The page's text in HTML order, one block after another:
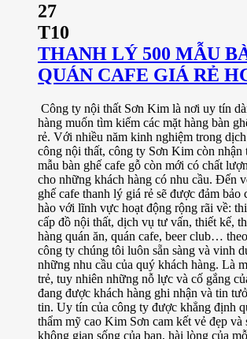
27
T10
THANH LÝ 500 MẪU
QUÁN CAFE GIÁ RẺ
Công ty nội thất Sơn Kim là nơi uy tín
hàng muốn tìm kiếm các mặt hàng bàn
rẻ. Với nhiều năm kinh nghiệm trong
công nội thất, công ty Sơn Kim còn nhận
mẫu bàn ghế cafe gỗ còn mới có chất
cho những khách hàng có nhu cầu. Đến
ghế cafe thanh lý giá rẻ sẽ được đảm
hào với lĩnh vực hoạt động rộng rãi về:
cấp đồ nội thất, dịch vụ tư vấn, thiết kế,
hàng quán ăn, quán cafe, beer club…
công ty chúng tôi luôn sẵn sàng và vinh
những nhu cầu của quý khách hàng. Là
trẻ, tuy nhiên những nỗ lực và cố gắng
đang được khách hàng ghi nhận và tin
tin. Uy tín của công ty được khẳng định
thẩm mỹ cao Kim Sơn cam kết vẻ đẹp
không gian sống của bạn, hài lòng của